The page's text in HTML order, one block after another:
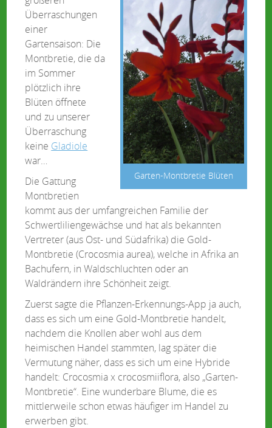
Garten-Montbretie Blüten
Überraschungen
einer
Gartensaison: Die
Montbretie, die da
im Sommer
plötzlich ihre
Blüten öffnete
und zu unserer
Überraschung
keine Gladiole
war…
Die Gattung
Montbretien
kommt aus der umfangreichen Familie der
Schwertliliengewächse und hat als bekannten
Vertreter (aus Ost- und Südafrika) die Gold-
Montbretie (Crocosmia aurea), welche in Afrika an
Bachufern, in Waldschluchten oder an
Waldrändern ihre Schönheit zeigt.
Zuerst sagte die Pflanzen-Erkennungs-App ja auch,
dass es sich um eine Gold-Montbretie handelt,
nachdem die Knollen aber wohl aus dem
heimischen Handel stammten, lag später die
Vermutung näher, dass es sich um eine Hybride
handelt: Crocosmia x crocosmiiflora, also „Garten-
Montbretie“. Eine wunderbare Blume, die es
mittlerweile schon etwas häufiger im Handel zu
erwerben gibt.